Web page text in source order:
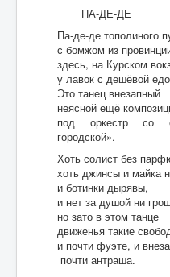
ПА-ДЕ-ДЕ
Па-де-де тополиного
с бомжом из
здесь, на Курском
у лавок с дешёвой
Это танец внезапный
неясной ещё
под оркестр со
городской».
Хоть солист без
хоть джинсы и майка
и ботинки дырявы,
и нет за душой ни
но зато в этом танце
движенья такие
и почти фуэте, и
почти антраша.